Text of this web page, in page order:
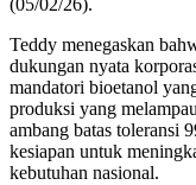
Teddy menegaskan
dukungan nyata
mandatori bioetanol
produksi yang
ambang batas toleransi
kesiapan untuk
kebutuhan nasional.